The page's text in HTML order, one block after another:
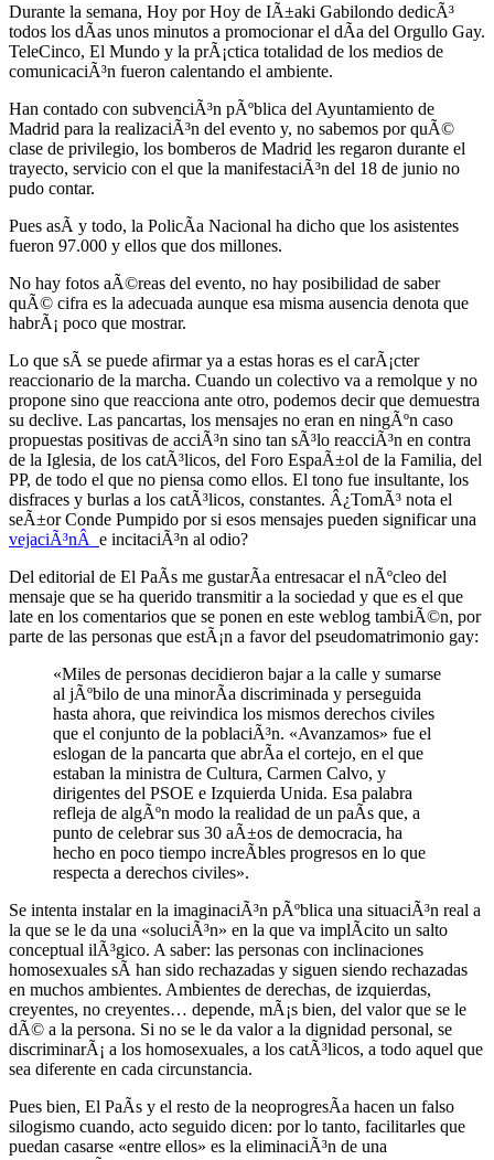
Durante la semana, Hoy por Hoy de IÃ±aki Gabilondo dedicÃ³
todos los dÃ­as unos minutos a promocionar el dÃ­a del Orgullo Gay.
TeleCinco, El Mundo y la prÃ¡ctica totalidad de los medios de
comunicaciÃ³n fueron calentando el ambiente.
Han contado con subvenciÃ³n pÃºblica del Ayuntamiento de
Madrid para la realizaciÃ³n del evento y, no sabemos por quÃ©
clase de privilegio, los bomberos de Madrid les regaron durante el
trayecto, servicio con el que la manifestaciÃ³n del 18 de junio no
pudo contar.
Pues asÃ­ y todo, la PolicÃ­a Nacional ha dicho que los asistentes
fueron 97.000 y ellos que dos millones.
No hay fotos aÃ©reas del evento, no hay posibilidad de saber
quÃ© cifra es la adecuada aunque esa misma ausencia denota que
habrÃ¡ poco que mostrar.
Lo que sÃ­ se puede afirmar ya a estas horas es el carÃ¡cter
reaccionario de la marcha. Cuando un colectivo va a remolque y no
propone sino que reacciona ante otro, podemos decir que demuestra
su declive. Las pancartas, los mensajes no eran en ningÃºn caso
propuestas positivas de acciÃ³n sino tan sÃ³lo reacciÃ³n en contra
de la Iglesia, de los catÃ³licos, del Foro EspaÃ±ol de la Familia, del
PP, de todo el que no piensa como ellos. El tono fue insultante, los
disfraces y burlas a los catÃ³licos, constantes. Â¿TomÃ³ nota el
seÃ±or Conde Pumpido por si esos mensajes pueden significar una
vejaciÃ³nÂ e incitaciÃ³n al odio?
Del editorial de El PaÃ­s me gustarÃ­a entresacar el nÃºcleo del
mensaje que se ha querido transmitir a la sociedad y que es el que
late en los comentarios que se ponen en este weblog tambiÃ©n, por
parte de las personas que estÃ¡n a favor del pseudomatrimonio gay:
«Miles de personas decidieron bajar a la calle y sumarse
al jÃºbilo de una minorÃ­a discriminada y perseguida
hasta ahora, que reivindica los mismos derechos civiles
que el conjunto de la poblaciÃ³n. «Avanzamos» fue el
eslogan de la pancarta que abrÃ­a el cortejo, en el que
estaban la ministra de Cultura, Carmen Calvo, y
dirigentes del PSOE e Izquierda Unida. Esa palabra
refleja de algÃºn modo la realidad de un paÃ­s que, a
punto de celebrar sus 30 aÃ±os de democracia, ha
hecho en poco tiempo increÃ­bles progresos en lo que
respecta a derechos civiles».
Se intenta instalar en la imaginaciÃ³n pÃºblica una situaciÃ³n real a
la que se le da una «soluciÃ³n» en la que va implÃ­cito un salto
conceptual ilÃ³gico. A saber: las personas con inclinaciones
homosexuales sÃ­ han sido rechazadas y siguen siendo rechazadas
en muchos ambientes. Ambientes de derechas, de izquierdas,
creyentes, no creyentes… depende, mÃ¡s bien, del valor que se le
dÃ© a la persona. Si no se le da valor a la dignidad personal, se
discriminarÃ¡ a los homosexuales, a los catÃ³licos, a todo aquel que
sea diferente en cada circunstancia.
Pues bien, El PaÃ­s y el resto de la neoprogresÃ­a hacen un falso
silogismo cuando, acto seguido dicen: por lo tanto, facilitarles que
puedan casarse «entre ellos» es la eliminaciÃ³n de una